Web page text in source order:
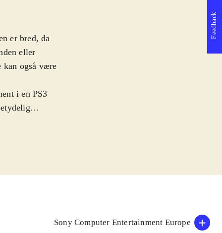
er bred, da
eller
kan også være
i en PS3
Blood
.
Sony Computer Entertainment Europe
Feedback